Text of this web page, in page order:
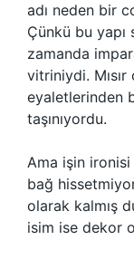
adı neden bir
Çünkü bu yapı
zamanda
vitriniydi. Mısır
eyaletlerinden
taşınıyordu.
Ama işin ironisi
bağ
olarak kalmış
isim ise dekor